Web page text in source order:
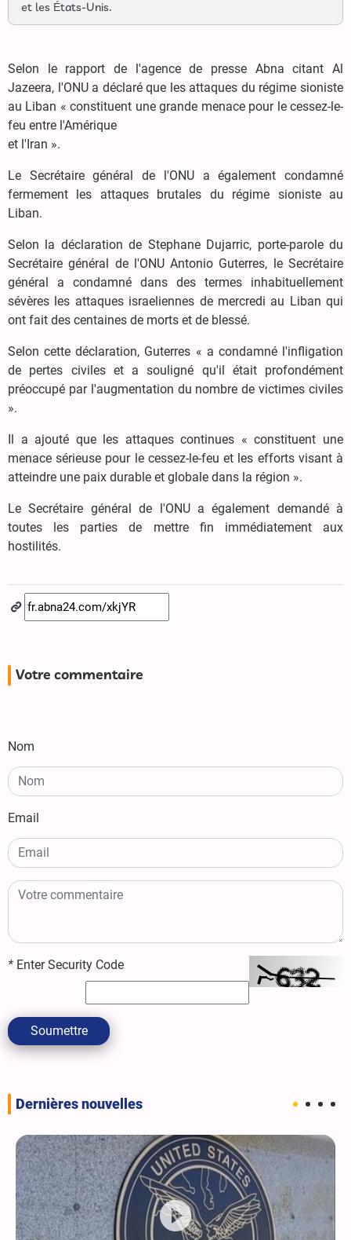
et les États-Unis.
Selon le rapport de l'agence de presse Abna citant Al
Jazeera, l'ONU a déclaré que les attaques du régime sioniste
au Liban « constituent une grande menace pour le cessez-le-
feu entre l'Amérique
et l'Iran ».
Le Secrétaire général de l'ONU a également condamné
fermement les attaques brutales du régime sioniste au
Liban.
Selon la déclaration de Stephane Dujarric, porte-parole du
Secrétaire général de l'ONU Antonio Guterres, le Secrétaire
général a condamné dans des termes inhabituellement
sévères les attaques israeliennes de mercredi au Liban qui
ont fait des centaines de morts et de blessé.
Selon cette déclaration, Guterres « a condamné l'infligation
de pertes civiles et a souligné qu'il était profondément
préoccupé par l'augmentation du nombre de victimes civiles
».
Il a ajouté que les attaques continues « constituent une
menace sérieuse pour le cessez-le-feu et les efforts visant à
atteindre une paix durable et globale dans la région ».
Le Secrétaire général de l'ONU a également demandé à
toutes les parties de mettre fin immédiatement aux
hostilités.
Votre commentaire
Nom
Email
* Enter Security Code
Soumettre
Dernières nouvelles